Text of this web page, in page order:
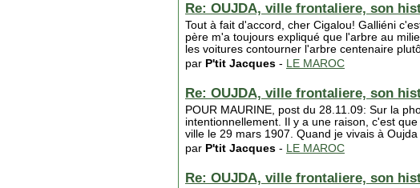
Re: OUJDA, ville frontaliere, son
Tout à fait d'accord, cher Cigalou! Galliéni
père m'a toujours expliqué que l'arbre au
les voitures contourner l'arbre centenaire
par P'tit Jacques - LE MAROC
Re: OUJDA, ville frontaliere, son
POUR MAURINE, post du 28.11.09: Sur la
intentionnellement. Il y a une raison, c'est
ville le 29 mars 1907. Quand je vivais à
par P'tit Jacques - LE MAROC
Re: OUJDA, ville frontaliere, son